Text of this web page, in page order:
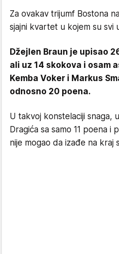
Za ovakav trijumf Bostona
sjajni kvartet u kojem su svi
Džejlen Braun je upisao
ali uz 14 skokova i osam
Kemba Voker i Markus
odnosno 20 poena.
U takvoj konstelaciji snaga,
Dragića sa samo 11 poena i
nije mogao da izađe na kraj